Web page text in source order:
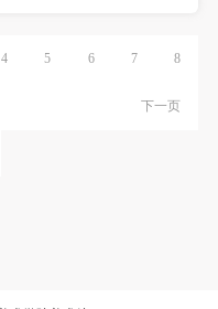
有的艺术史观里潜在的西方
4 5 6 7 8
下一页